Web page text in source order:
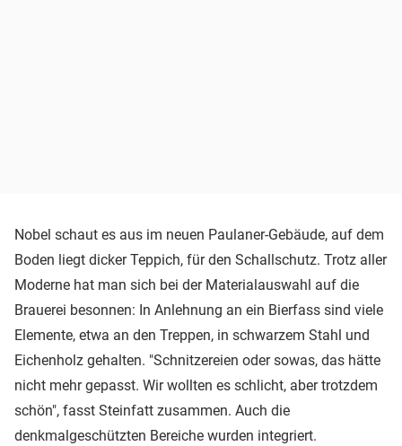
Nobel schaut es aus im neuen Paulaner-Gebäude, auf dem
Boden liegt dicker Teppich, für den Schallschutz. Trotz aller
Moderne hat man sich bei der Materialauswahl auf die
Brauerei besonnen: In Anlehnung an ein Bierfass sind viele
Elemente, etwa an den Treppen, in schwarzem Stahl und
Eichenholz gehalten. "Schnitzereien oder sowas, das hätte
nicht mehr gepasst. Wir wollten es schlicht, aber trotzdem
schön", fasst Steinfatt zusammen. Auch die
denkmalgeschützten Bereiche wurden integriert.